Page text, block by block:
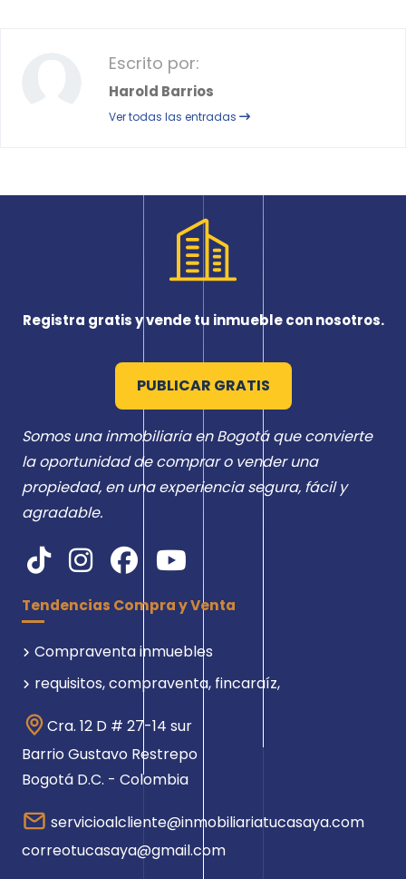
Escrito por:
Harold Barrios
Ver todas las entradas
Somos una inmobiliaria en Bogotá que convierte
la oportunidad de comprar o vender una
propiedad, en una experiencia segura, fácil y
agradable.
Tendencias Compra y Venta
Compraventa inmuebles
requisitos, compraventa, fincaraíz,
Cra. 12 D # 27-14 sur
Barrio Gustavo Restrepo
Bogotá D.C. - Colombia
servicioalcliente@inmobiliariatucasaya.com
correotucasaya@gmail.com
Registra gratis y vende tu inmueble con nosotros.
PUBLICAR GRATIS